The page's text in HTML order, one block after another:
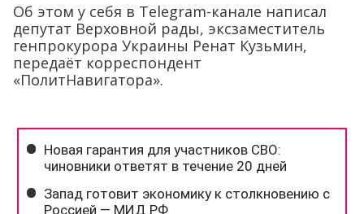
Об этом у себя в Telegram-канале написал
депутат Верховной рады, эксзаместитель
генпрокурора Украины Ренат Кузьмин,
передаёт корреспондент
«ПолитНавигатора».